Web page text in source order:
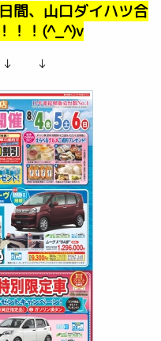
間、山口ダイハツ合
！！(^_^)v
↓ ↓ ↓